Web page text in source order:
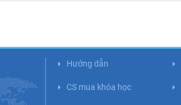
Hướng dẫn
CS mua khóa học